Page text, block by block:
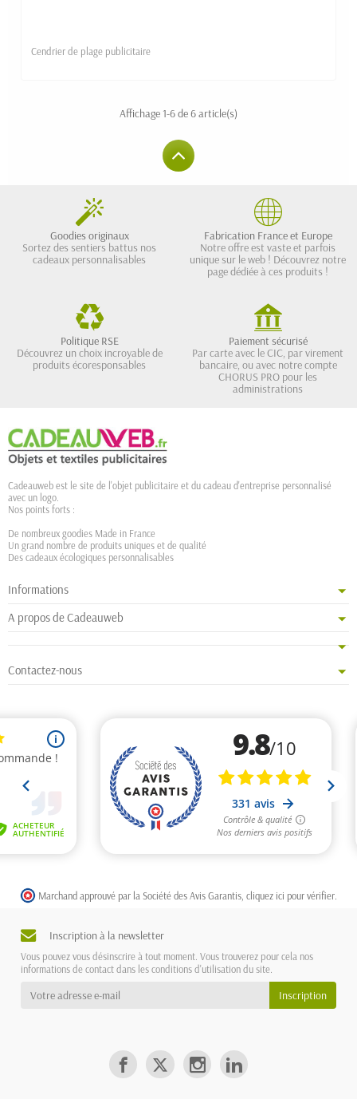
Cendrier de plage publicitaire
Affichage 1-6 de 6 article(s)
Goodies originaux
Sortez des sentiers battus nos
cadeaux personnalisables
Fabrication France et Europe
Notre offre est vaste et parfois
unique sur le web ! Découvrez notre
page dédiée à ces produits !
Politique RSE
Découvrez un choix incroyable de
produits écoresponsables
Paiement sécurisé
Par carte avec le CIC, par virement
bancaire, ou avec notre compte
CHORUS PRO pour les
administrations
Cadeauweb est le site de l'objet publicitaire et du cadeau d'entreprise personnalisé
avec un logo.
Nos points forts :
De nombreux goodies Made in France
Un grand nombre de produits uniques et de qualité
Des cadeaux écologiques personnalisables
Informations
A propos de Cadeauweb
Contactez-nous
Marchand approuvé par la Société des Avis Garantis, cliquez ici pour vérifier
Inscription à la newsletter
Vous pouvez vous désinscrire à tout moment. Vous trouverez pour cela nos
informations de contact dans les conditions d'utilisation du site.